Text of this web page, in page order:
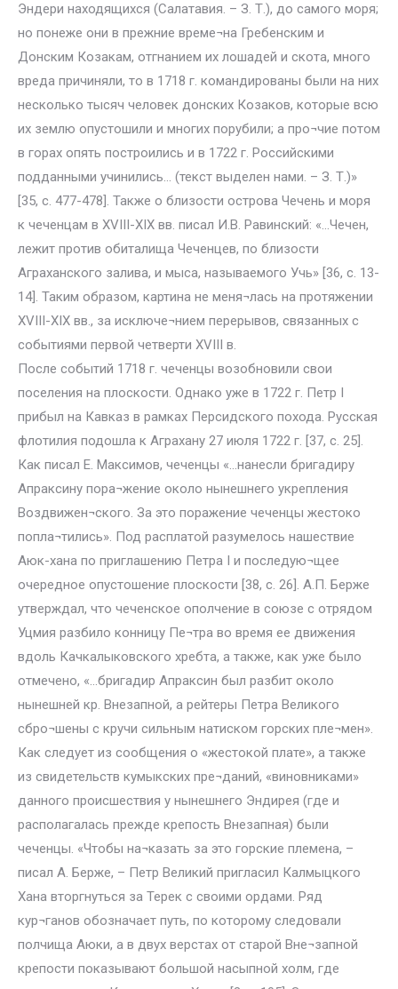
Эндери находящихся (Салатавия. – З. Т.), до самого моря;
но понеже они в прежние време¬на Гребенским и
Донским Козакам, отгнанием их лошадей и скота, много
вреда причиняли, то в 1718 г. командированы были на них
несколько тысяч человек донских Козаков, которые всю
их землю опустошили и многих порубили; а про¬чие потом
в горах опять построились и в 1722 г. Российскими
подданными учинились… (текст выделен нами. – З. Т.)»
[35, с. 477-478]. Также о близости острова Чечень и моря
к чеченцам в XVIII-XIX вв. писал И.В. Равинский: «…Чечен,
лежит против обиталища Чеченцев, по близости
Аграханского залива, и мыса, называемого Учь» [36, с. 13-
14]. Таким образом, картина не меня¬лась на протяжении
XVIII-XIX вв., за исключе¬нием перерывов, связанных с
событиями первой четверти XVIII в.
После событий 1718 г. чеченцы возобновили свои
поселения на плоскости. Однако уже в 1722 г. Петр I
прибыл на Кавказ в рамках Персидского похода. Русская
флотилия подошла к Аграхану 27 июля 1722 г. [37, с. 25].
Как писал Е. Максимов, чеченцы «…нанесли бригадиру
Апраксину пора¬жение около нынешнего укрепления
Воздвижен¬ского. За это поражение чеченцы жестоко
попла¬тились». Под расплатой разумелось нашествие
Аюк-хана по приглашению Петра I и последую¬щее
очередное опустошение плоскости [38, с. 26]. А.П. Берже
утверждал, что чеченское ополчение в союзе с отрядом
Уцмия разбило конницу Пе¬тра во время ее движения
вдоль Качкалыковского хребта, а также, как уже было
отмечено, «…бригадир Апраксин был разбит около
нынешней кр. Внезапной, а рейтеры Петра Великого
сбро¬шены с кручи сильным натиском горских пле¬мен».
Как следует из сообщения о «жестокой плате», а также
из свидетельств кумыкских пре¬даний, «виновниками»
данного происшествия у нынешнего Эндирея (где и
располагалась прежде крепость Внезапная) были
чеченцы. «Чтобы на¬казать за это горские племена, –
писал А. Берже, – Петр Великий пригласил Калмыцкого
Хана вторгнуться за Терек с своими ордами. Ряд
кур¬ганов обозначает путь, по которому следовали
полчища Аюки, а в двух верстах от старой Вне¬запной
крепости показывают большой насыпной холм, где